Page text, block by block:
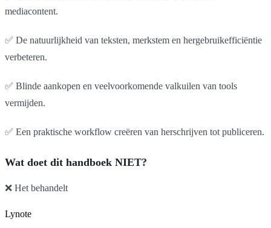
mediacontent.
✅ De natuurlijkheid van teksten, merkstem en hergebruikefficiëntie
verbeteren.
✅ Blinde aankopen en veelvoorkomende valkuilen van tools
vermijden.
✅ Een praktische workflow creëren van herschrijven tot publiceren.
Wat doet dit handboek NIET?
❌ Het behandelt
Lynote